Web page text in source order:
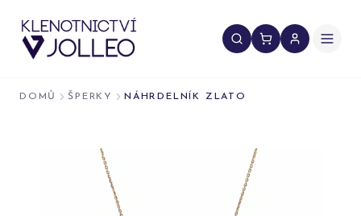
DOMŮ ŠPERKY NÁHRDELNÍK ZLATO